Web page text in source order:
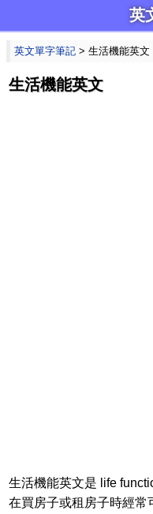
英
英文單字筆記 > 生活機能英文
生活機能英文
生活機能英文是 life
在買房子或租房子時經常